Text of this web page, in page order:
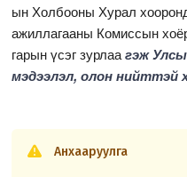
ын Холбооны Хурал
ажиллагааны Комиссын
гарын үсэг зурлаагэж
мэдээлэл, олон нийттэй
Анхааруулга